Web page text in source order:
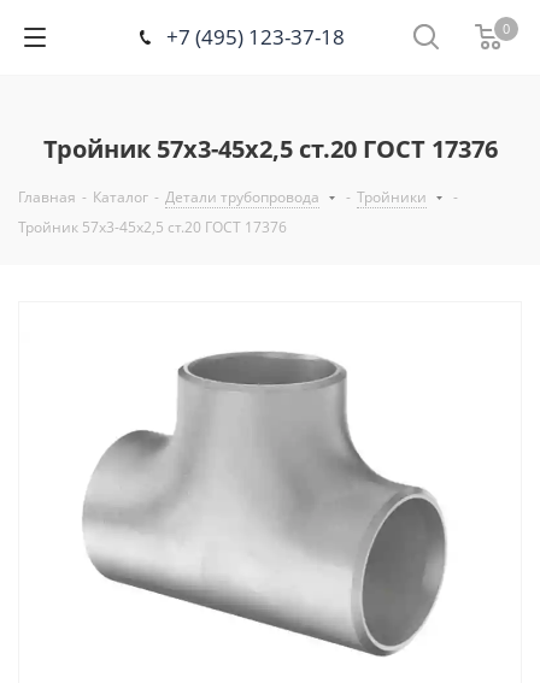
+7 (495) 123-37-18 0
Тройник 57x3-45х2,5 ст.20 ГОСТ 17376
Главная - Каталог - Детали трубопровода - Тройники
-
Тройник 57x3-45х2,5 ст.20 ГОСТ 17376